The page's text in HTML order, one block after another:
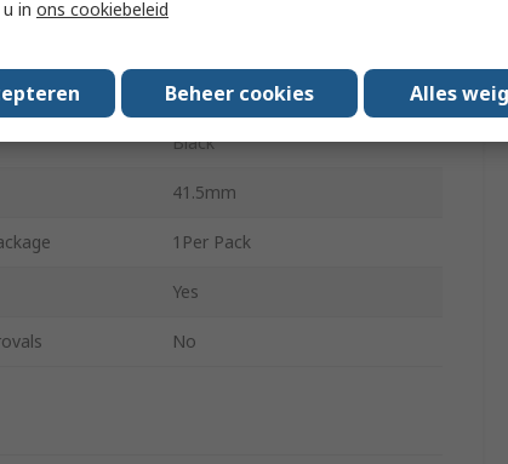
Aluminium
Black
41.5mm
1Per Pack
Yes
No
in ons cookiebeleid
Beheer cookies Alles